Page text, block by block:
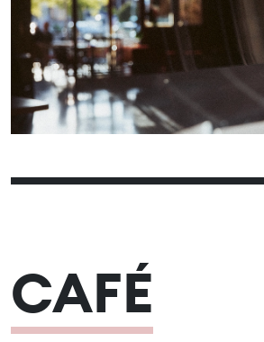
09
10 11 12
16
17 19 20
23
24 25 27
30
CAFÉ